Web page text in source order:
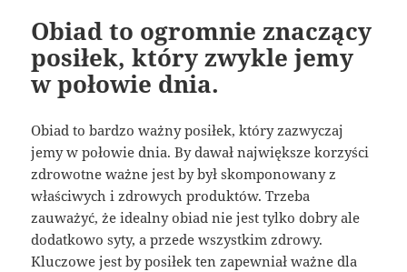
Obiad to ogromnie znaczący
posiłek, który zwykle jemy
w połowie dnia.
Obiad to bardzo ważny posiłek, który zazwyczaj
jemy w połowie dnia. By dawał największe korzyści
zdrowotne ważne jest by był skomponowany z
właściwych i zdrowych produktów. Trzeba
zauważyć, że idealny obiad nie jest tylko dobry ale
dodatkowo syty, a przede wszystkim zdrowy.
Kluczowe jest by posiłek ten zapewniał ważne dla